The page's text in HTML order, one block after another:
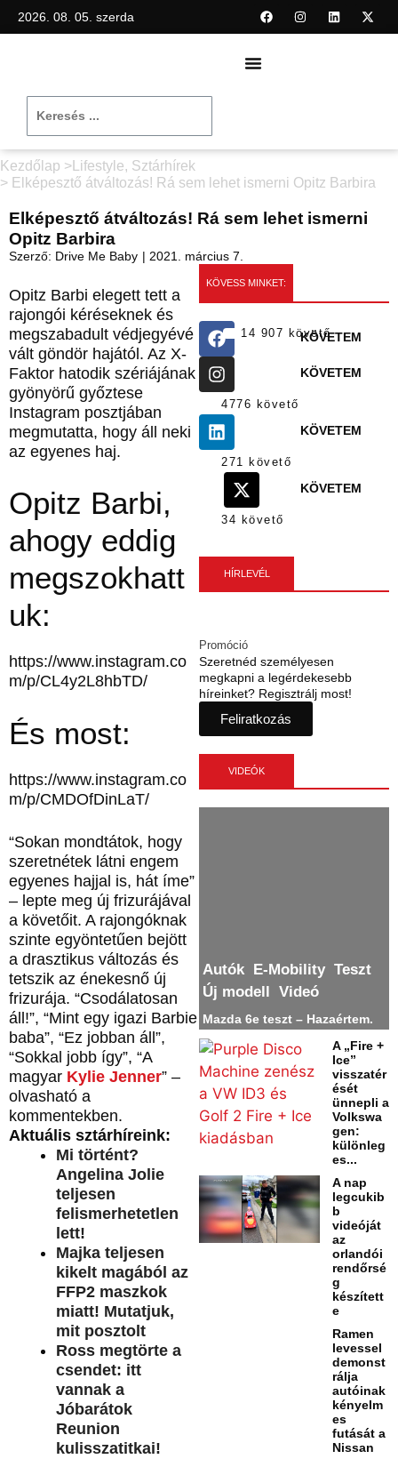
2026. 08. 05. szerda
Kezdőlap > Lifestyle, Sztárhírek
> Elképesztő átváltozás! Rá sem lehet ismerni Opitz Barbira
Elképesztő átváltozás! Rá sem lehet ismerni
Opitz Barbira
Szerző: Drive Me Baby | 2021. március 7.
Opitz Barbi elegett tett a
rajongói kéréseknek és
megszabadult védjegyévé
vált göndör hajától. Az X-
Faktor hatodik szériájának
gyönyörű győztese
Instagram posztjában
megmutatta, hogy áll neki
az egyenes haj.
Opitz Barbi,
ahogy eddig
megszokhatt
uk:
https://www.instagram.co
m/p/CL4y2L8hbTD/
És most:
https://www.instagram.co
m/p/CMDOfDinLaT/
“Sokan mondtátok, hogy
szeretnétek látni engem
egyenes hajjal is, hát íme”
– lepte meg új frizurájával
a követőit. A rajongóknak
szinte egyöntetűen bejött
a drasztikus változás és
tetszik az énekesnő új
frizurája. “Csodálatosan
áll!”, “Mint egy igazi Barbie
baba”, “Ez jobban áll”,
“Sokkal jobb így”, “A
magyar Kylie Jenner” –
olvasható a
kommentekben.
Aktuális sztárhíreink:
Mi történt?
Angelina Jolie
teljesen
felismerhetetlen
lett!
Majka teljesen
kikelt magából az
FFP2 maszkok
miatt! Mutatjuk,
mit posztolt
Ross megtörte a
csendet: itt
vannak a
Jóbarátok
Reunion
kulisszatitkai!
KÖVESS MINKET:
14 907 követőKÖVETEM
4776 követő
KÖVETEM
271 követő
KÖVETEM
34 követő
KÖVETEM
HÍRLEVÉL
Szeretnéd személyesen
megkapni a legérdekesebb
híreinket? Regisztrálj most!
Feliratkozás
Promóció
VIDEÓK
Autók E-Mobility Teszt
Új modell Videó
Mazda 6e teszt – Hazaértem.
A „Fire +
Ice”
visszatér
ését
ünnepli a
Volkswa
gen:
különleg
es...
A nap
legcukib
b
videóját
az
orlandói
rendőrsé
g
készített
e
Ramen
levessel
demonst
rálja
autóinak
kényelm
es
futását a
Nissan